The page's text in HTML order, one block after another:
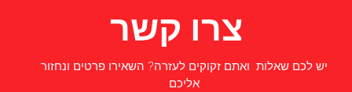
צרו קשר
יש לכם שאלות ואתם זקוקים לעזרה? השאירו פרטים ונחזור
אליכם